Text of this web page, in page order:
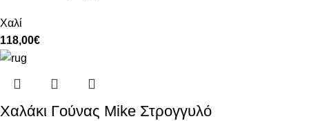
Χαλί
118,00€
Χαλάκι Γούνας Mike Στρογγυλό